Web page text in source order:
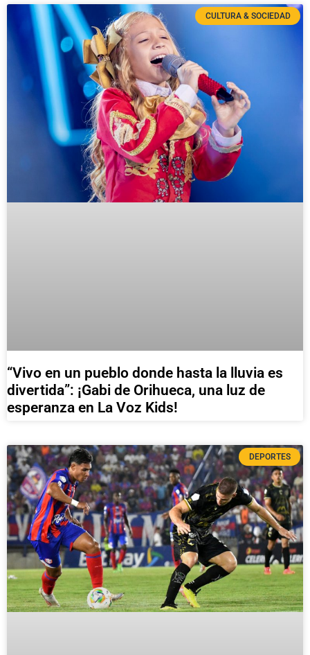
CULTURA & SOCIEDAD
“Vivo en un pueblo donde hasta la lluvia es
divertida”: ¡Gabi de Orihueca, una luz de
esperanza en La Voz Kids!
DEPORTES